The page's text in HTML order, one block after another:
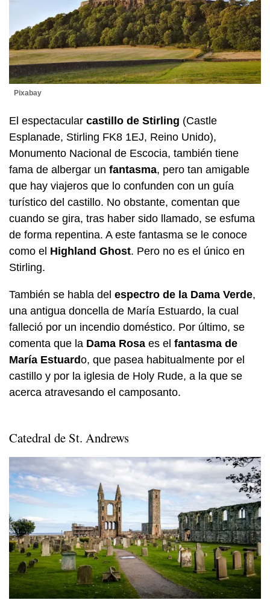
Pixabay
El espectacular castillo de Stirling (Castle
Esplanade, Stirling FK8 1EJ, Reino Unido),
Monumento Nacional de Escocia, también tiene
fama de albergar un fantasma, pero tan amigable
que hay viajeros que lo confunden con un guía
turístico del castillo. No obstante, comentan que
cuando se gira, tras haber sido llamado, se esfuma
de forma repentina. A este fantasma se le conoce
como el Highland Ghost. Pero no es el único en
Stirling.
También se habla del espectro de la Dama Verde,
una antigua doncella de María Estuardo, la cual
falleció por un incendio doméstico. Por último, se
comenta que la Dama Rosa es el fantasma de
María Estuardo, que pasea habitualmente por el
castillo y por la iglesia de Holy Rude, a la que se
acerca atravesando el camposanto.
Catedral de St. Andrews